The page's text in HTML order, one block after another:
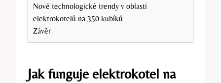
Nové‌ technologické trendy v oblasti
elektrokotelů na 350​ kubíků
Závěr
Jak funguje elektrokotel na